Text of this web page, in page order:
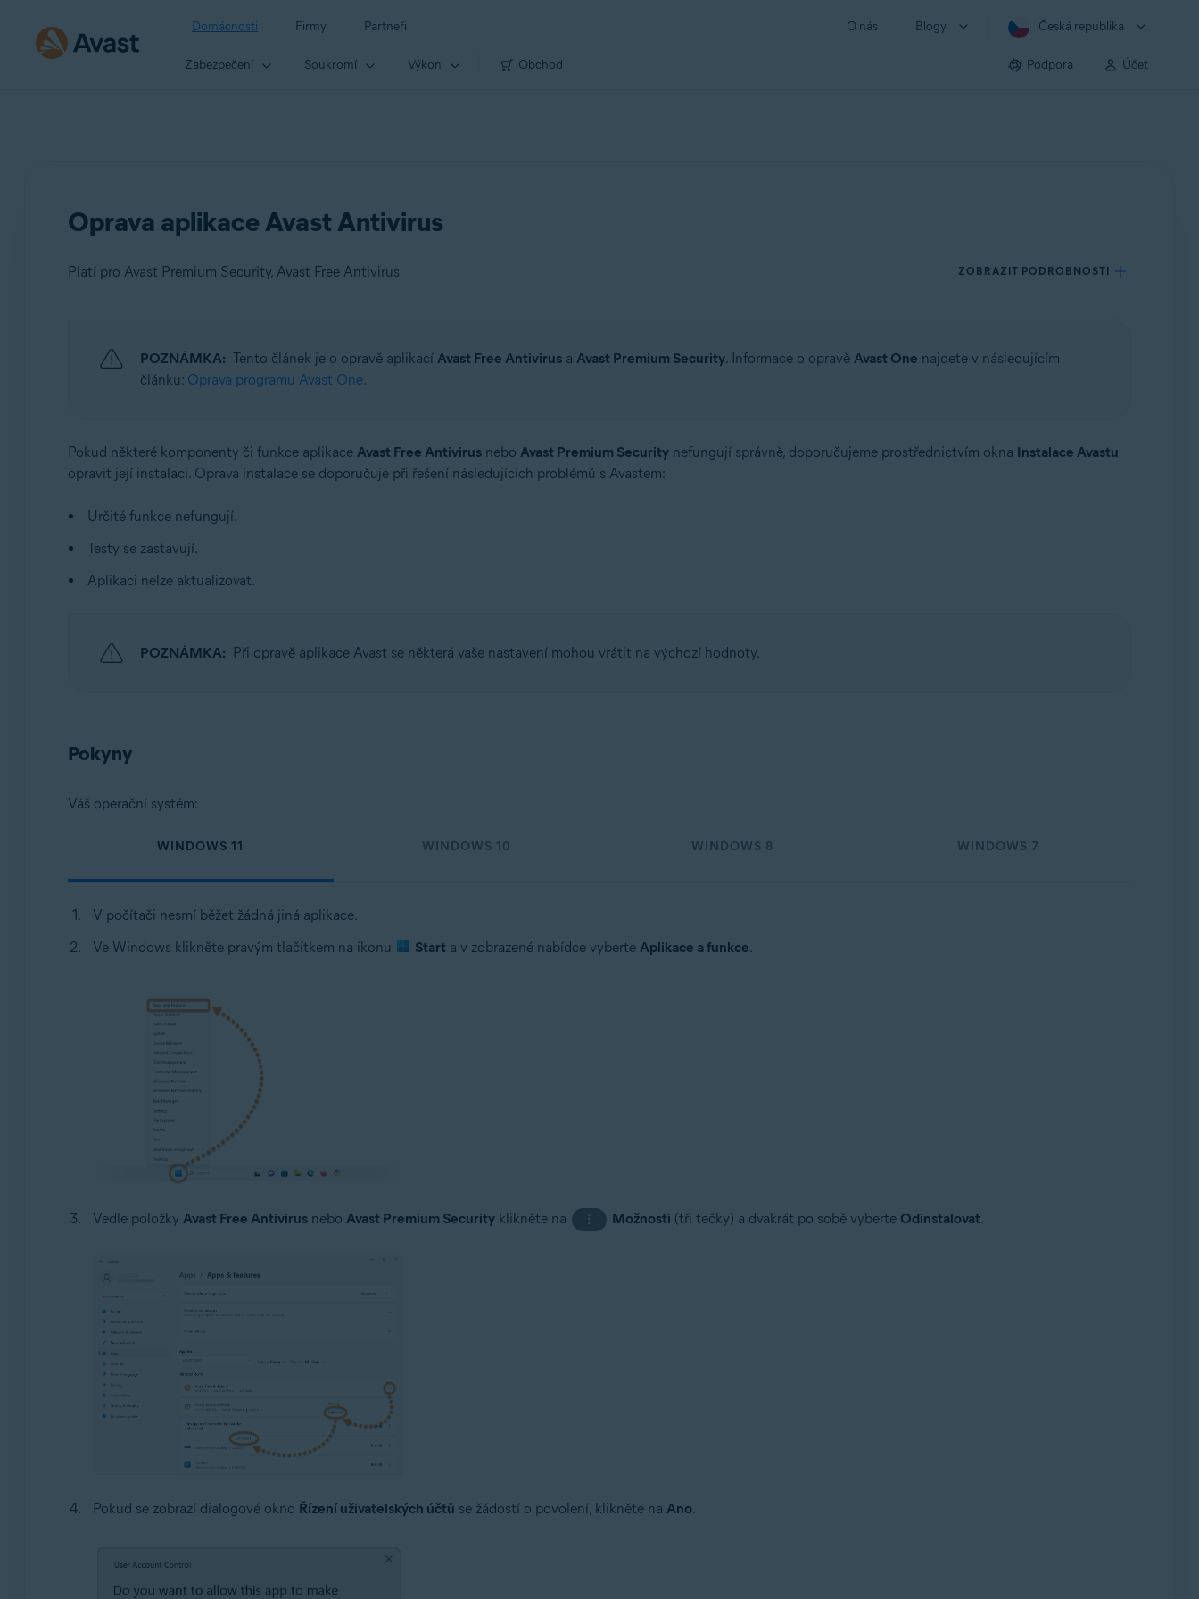
Domácnosti Firmy Partneři O nás Blogy Česká republika
Zabezpečení Soukromí Výkon Obchod Podpora Účet
Oprava aplikace Avast Antivirus
Platí pro Avast Premium Security, Avast Free Antivirus ZOBRAZIT PODROBNOSTI
Avast Premium Security
Windows
POZNÁMKA: Tento článek je o opravě aplikací Avast Free Antivirusa Avast Premium Security. Informace o opravě Avast One najdete v následujícím
článku: Oprava programu Avast One.
Pokud některé komponenty či funkce aplikace Avast Free Antivirusnebo Avast Premium Securitynefungují správně, doporučujeme prostřednictvím okna Instalace Avastu
opravit její instalaci. Oprava instalace se doporučuje při řešení následujících problémů s Avastem:
Určité funkce nefungují.
Testy se zastavují.
Aplikaci nelze aktualizovat.
POZNÁMKA: Při opravě aplikace Avast se některá vaše nastavení mohou vrátit na výchozí hodnoty.
Pokyny
Váš operační systém:
WINDOWS 11 WINDOWS 10 WINDOWS 8 WINDOWS 7
V počítači nesmí běžet žádná jiná aplikace.
Ve Windows klikněte pravým tlačítkem na ikonu
Start a v zobrazené nabídce vyberte Aplikace a funkce.
Vedle položky Avast Free Antivirusnebo Avast Premium Securityklikněte na ⋮ Možnosti (tři tečky) a dvakrát po sobě vyberte Odinstalovat.
Pokud se zobrazí dialogové okno Řízení uživatelských účtů se žádostí o povolení, klikněte na Ano.